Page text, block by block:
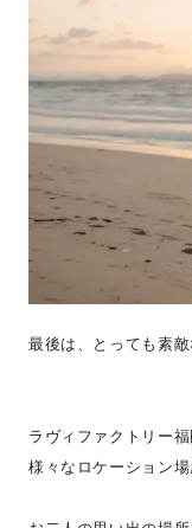
最後は、とっても素
ラヴィファクトリー福
様々なロケーション